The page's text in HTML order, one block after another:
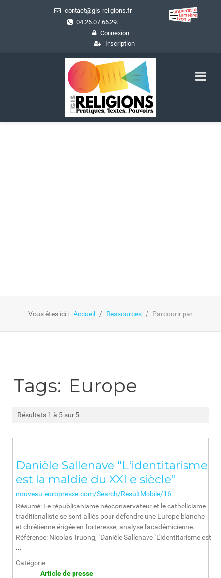
contact@gis-religions.fr
04.26.07.66.29.
Connexion
Inscription
Vous êtes ici : Accueil Ressources Parcourir par
Tags: Europe
Résultats 1 à 5 sur 5
Danièle Sallenave "L'identitarisme
est la maldie du XXI e siècle"
nouveau.europresse.com/Search/ResultMobile/16
Résumé: Le républicanisme néoconservateur et le catholicisme
traditionaliste se sont alliés pour défendre une Europe blanche
et chrétienne érigée en forteresse, analyse l'académicienne.
Référence: Nicolas Truong, "Danièle Sallenave "L'identitarisme est
...
Catégorie
Article de presse